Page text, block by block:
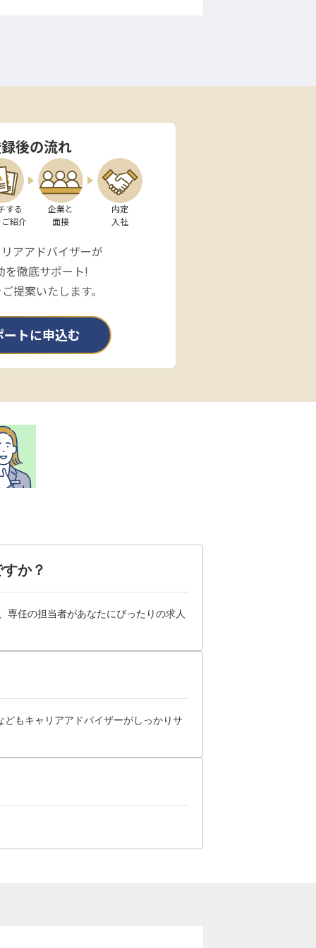
後の流れ
する
紹介
企業と
面接
内定
入社
アアドバイザーが
を徹底サポート!
提案いたします。
ートに申込む
か？
専任の担当者があなたにぴったりの求人
もキャリアアドバイザーがしっかりサ